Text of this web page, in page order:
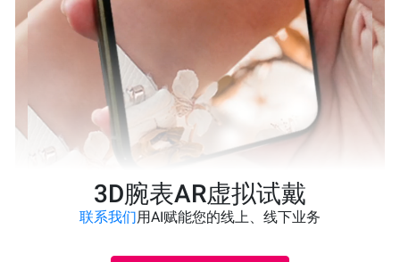
3D腕表AR虚拟试戴
联系我们用AI赋能您的线上、线下业务